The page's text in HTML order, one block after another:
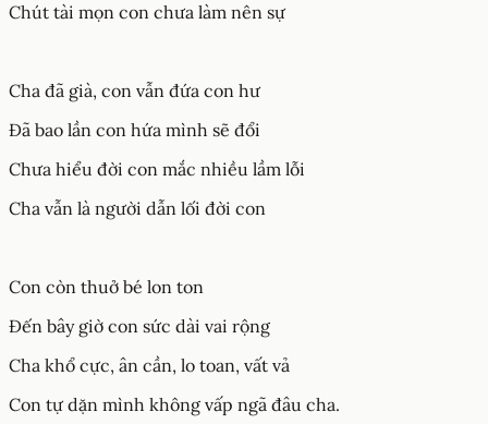
Chút tài mọn con chưa làm nên sự
Cha đã già, con vẫn đứa con hư
Đã bao lần con hứa mình sẽ đổi
Chưa hiểu đời con mắc nhiều lầm lỗi
Cha vẫn là người dẫn lối đời con
Con còn thuở bé lon ton
Đến bây giờ con sức dài vai rộng
Cha khổ cực, ân cần, lo toan, vất vả
Con tự dặn mình không vấp ngã đâu cha.